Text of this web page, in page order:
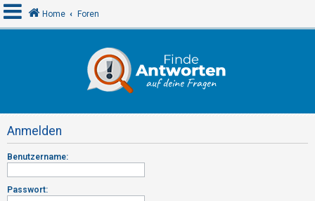
e
l
d
e
n
Home Foren
Anmelden
Benutzername:
Passwort: